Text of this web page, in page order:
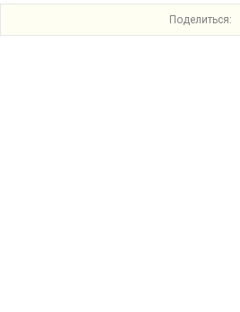
Поделиться: